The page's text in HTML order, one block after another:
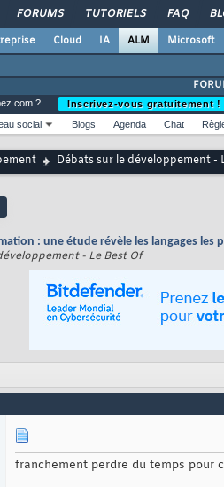
FORUMS TUTORIELS FAQ
Cloud IA ALM Microsoft
?
Inscrivez-vous gratuitement !
social Blogs Agenda Chat
Débats sur le développement -
: une étude révèle les langages les
- Le Best Of
franchement perdre du temps pour